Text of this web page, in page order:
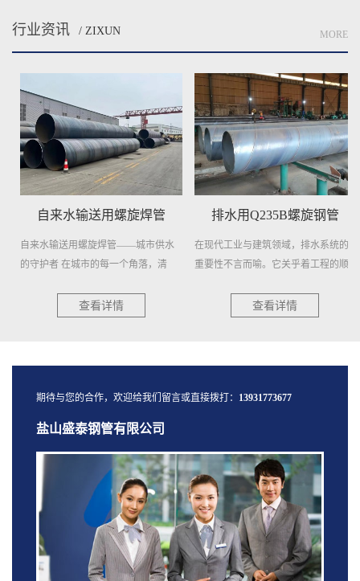
行业资讯 / ZIXUN MORE
自来水输送用螺旋焊管
自来水输送用螺旋焊管——城市供水
的守护者 在城市的每一个角落，清
查看详情
排水用Q235B螺旋钢管
在现代工业与建筑领域，排水系统的
重要性不言而喻。它关乎着工程的顺...
查看详情
期待与您的合作，欢迎给我们留言或直接拨打： 13931773677
盐山盛泰钢管有限公司